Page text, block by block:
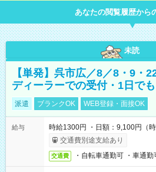
あなたの閲覧履歴から
未読
【単発】呉市広／8／8・9・
ディーラーでの受付・1日で
派遣 ブランクOK WEB登録・面接OK
給与
時給1300円 ・日額：9,100円（
交通費別途支給あり
交通費 ・自転車通勤可 ・車通